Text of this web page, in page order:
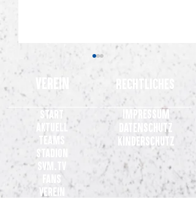
2.000 Meppener im Rücken: SVM
heiß auf den Drittliga-Start in
Duisburg
Verein Rechtliches
Start
Aktuell
Teams
Stadion
SVM.TV
Verein
Impressum
Datenschutz
Kinderschutz